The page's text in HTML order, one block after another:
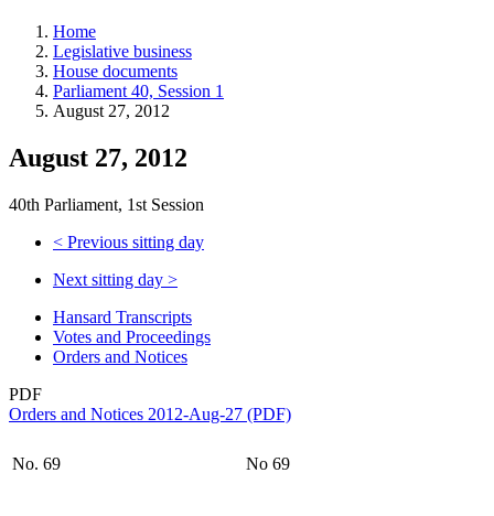
and
more.
Home
Legislative business
House documents
Parliament 40, Session 1
August 27, 2012
August 27, 2012
40th Parliament, 1st Session
< Previous sitting day
Next sitting day >
Hansard Transcripts
Votes and Proceedings
Orders and Notices
PDF
Orders and Notices 2012-Aug-27 (PDF)
No. 69 No 69